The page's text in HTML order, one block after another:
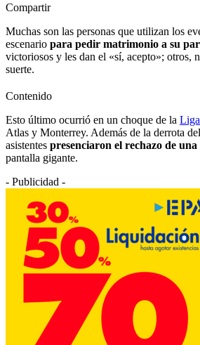
Compartir
Muchas son las personas que utilizan los
escenario para pedir matrimonio a su
victoriosos y les dan el «sí, acepto»; otros,
suerte.
Contenido
Esto último ocurrió en un choque de la
Atlas y Monterrey. Además de la derrota
asistentes presenciaron el rechazo de
pantalla gigante.
- Publicidad -